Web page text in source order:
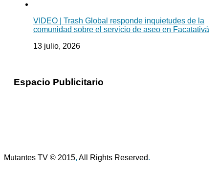
VIDEO | Trash Global responde inquietudes de la
comunidad sobre el servicio de aseo en Facatativá
13 julio, 2026
Espacio Publicitario
Mutantes TV © 2015, All Rights Reserved.